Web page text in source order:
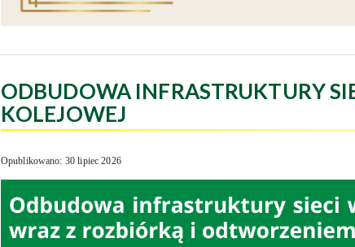
ODBUDOWA INFRASTRUKTURY
KOLEJOWEJ
Opublikowano: 30 lipiec 2026